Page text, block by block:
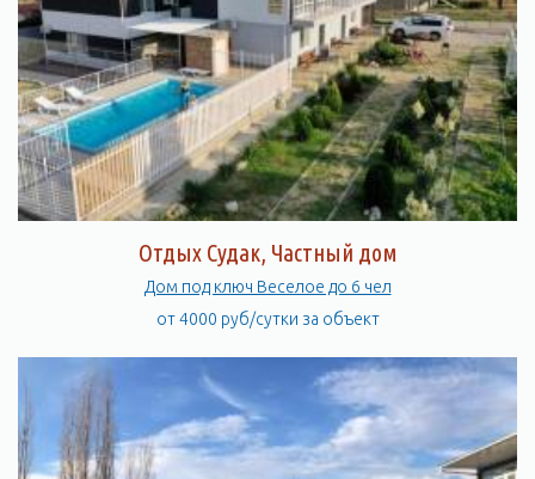
Отдых Судак, Частный дом
Дом под ключ Веселое до 6 чел
от 4000 руб/сутки за объект